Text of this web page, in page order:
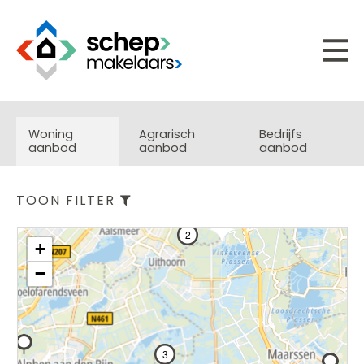
Woning
aanbod
Agrarisch
aanbod
Bedrijfs
aanbod
TOON FILTER
2
3
+
−